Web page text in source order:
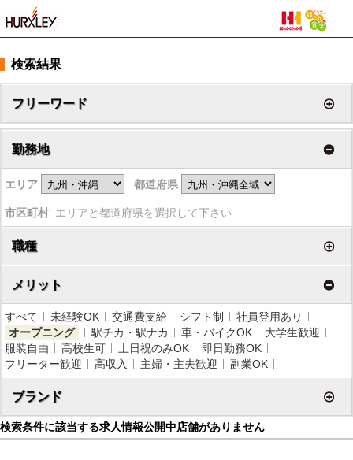
検索結果
フリーワード
勤務地
エリア 都道府県
市区町村 エリアと都道府県を選択して下さい
職種
メリット
すべて 未経験OK 交通費支給 シフト制
社員登用あり
オープニング
駅チカ・駅ナカ 車・バイクOK
大学生歓迎
服装自由
高校生可 土日祝のみOK
即日勤務OK
フリーター歓迎
高収入 主婦・主夫歓迎 副業OK
ブランド
検索条件に該当する求人情報公開中店舗がありません